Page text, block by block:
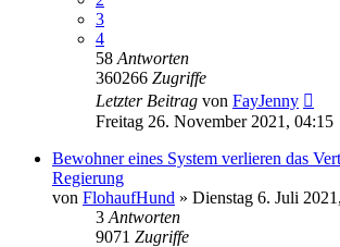
3
4
58 Antworten
360266 Zugriffe
Letzter Beitrag von FayJenny
Freitag 26. November 2021, 04:15
Bewohner eines System verlieren das
Regierung
von FlohaufHund » Dienstag 6. Juli
3 Antworten
9071 Zugriffe